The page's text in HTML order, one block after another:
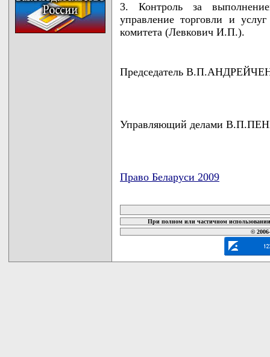
3. Контроль за
управление торговли и услуг
комитета (Левкович И.П.).
Председатель
Управляющий делами
Право Беларуси 2009
При полном или частичном
©